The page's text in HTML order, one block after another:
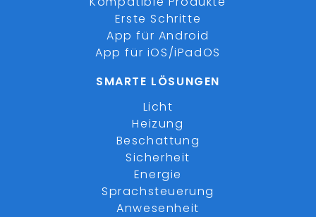
Erste Schritte
App für Android
App für iOS/iPadOS
SMARTE LÖSUNGEN
Licht
Heizung
Beschattung
Sicherheit
Energie
Sprachsteuerung
Anwesenheit